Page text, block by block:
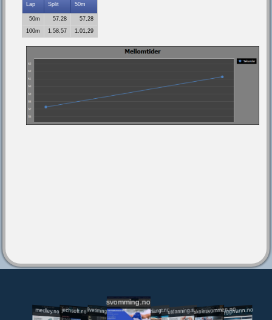
Lap Split 50m
50m 57,28
57,28
100m
1.58,57 1.01,29
medley.no jechsoft.nolivetiming.medley.no
svomming.no
svomlangt.noutdanning.svomming.no
skolesvommen.notryggivann.no